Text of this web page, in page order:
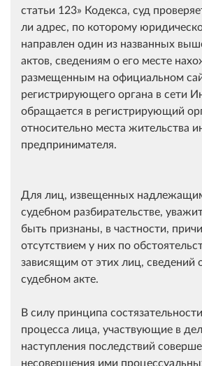
статьи 123
Кодекса, суд
ли адрес, по которому
направлен один из названных
актов, сведениям о его месте
размещенным на официальном
регистрирующего органа в сети
обращается в регистрирующий
относительно места жительства
предпринимателя.
Для лиц, извещенных
судебном разбирательстве,
быть признаны, в частности,
отсутствием у них по
зависящим от этих лиц,
судебном акте.
В силу принципа
процесса лица, участвующие в
наступления последствий
несовершения ими